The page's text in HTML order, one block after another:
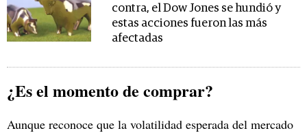
contra, el Dow Jones se hundió y
estas acciones fueron las más
afectadas
¿Es el momento de comprar?
Aunque reconoce que la volatilidad esperada del mercado